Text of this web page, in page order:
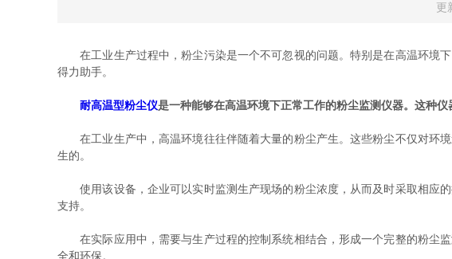
更
在工业生产过程中，粉尘污染是一个不可忽视的问题。特别是在高温环境
得力助手。
耐高温型粉尘仪是一种能够在高温环境下正常工作的粉尘监测仪器。这种
在工业生产中，高温环境往往伴随着大量的粉尘产生。这些粉尘不仅对环
生的。
使用该设备，企业可以实时监测生产现场的粉尘浓度，从而及时采取相应
支持。
在实际应用中，需要与生产过程的控制系统相结合，形成一个完整的粉尘
全和环保。